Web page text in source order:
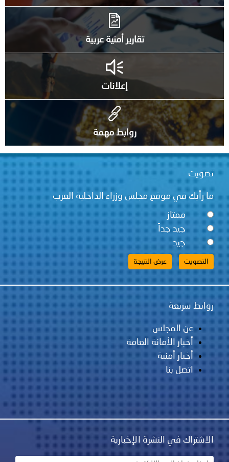
تقارير أمنية عربية
إعلانات
روابط مهمة
تصويت
ما رأيك في موقع مجلس وزراء الداخلية العرب
ممتاز
جيد جداً
جيد
روابط سريعة
عن المجلس
أخبار الأمانة العامة
أخبار أمنية
اتصل بنا
الاشتراك في النشرة الإخبارية